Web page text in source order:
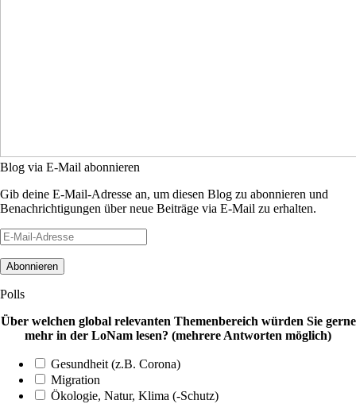
Blog via E-Mail abonnieren
Gib deine E-Mail-Adresse an, um diesen Blog zu abonnieren und
Benachrichtigungen über neue Beiträge via E-Mail zu erhalten.
E-
Mail-
Adresse
Polls
Über welchen global relevanten Themenbereich würden Sie gerne
mehr in der LoNam lesen? (mehrere Antworten möglich)
Gesundheit (z.B. Corona)
Migration
Ökologie, Natur, Klima (-Schutz)